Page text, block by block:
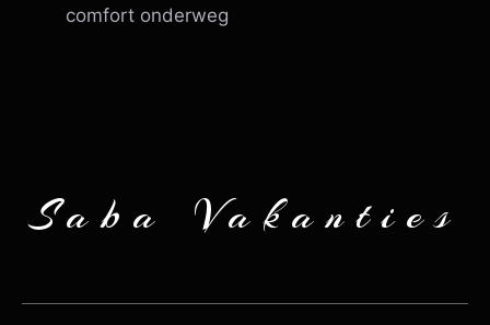
comfort onderweg
Saba Vakanties